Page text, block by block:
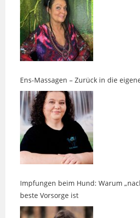
Ens-Massagen – Zurück in die eigene
Impfungen beim Hund: Warum